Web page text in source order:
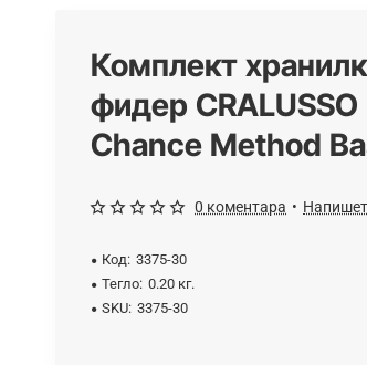
Комплект
фидер
Chance Method
Код: 3375-30
Тегло: 0.20 кг.
SKU: 3375-30
0 коментара •